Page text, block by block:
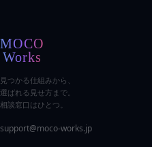
見つかる仕組みから、
選ばれる見せ方まで。
相談窓口はひとつ。
support@moco-works.jp